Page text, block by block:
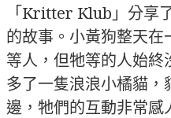
「Kritter Klub」分享
的故事。小黃狗整天在
等人，但牠等的人始終
多了一隻浪浪小橘貓，
邊，牠們的互動非常感